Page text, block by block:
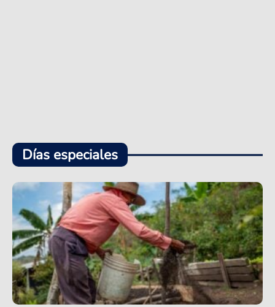
Días especiales